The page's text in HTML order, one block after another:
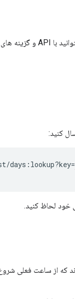
days:lookup?key=